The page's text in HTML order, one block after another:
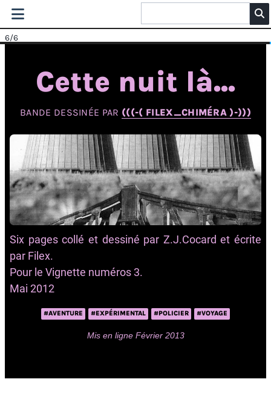
6/6
Cette nuit là...
BANDE DESSINÉE PAR (((-( FILEX_CHIMÉRA )-)))
Six pages collé et dessiné par Z.J.Cocard et écrite
par Filex.
Pour le Vignette numéros 3.
Mai 2012
#AVENTURE #EXPÉRIMENTAL #POLICIER #VOYAGE
Mis en ligne Février 2013